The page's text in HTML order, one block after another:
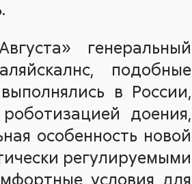
генеральный
подобные
в России,
доения,
особенность новой
регулируемыми
условия для